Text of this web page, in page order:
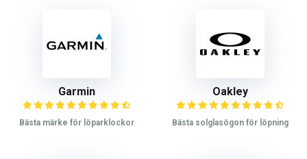
Garmin
Bästa märke för löparklockor
Oakley
Bästa solglasögon för löpning